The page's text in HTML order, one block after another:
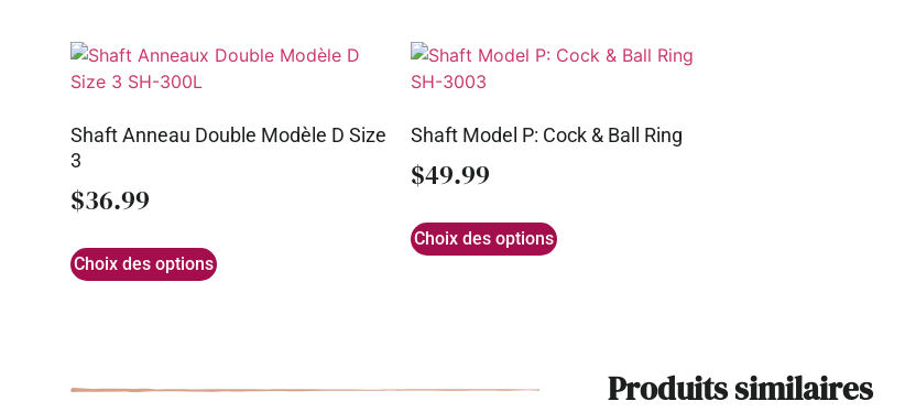
Shaft Anneau Double Modèle D Size
3
$36.99
Choix des options
Shaft Model P: Cock & Ball Ring
$49.99
Choix des options
Produits similaires